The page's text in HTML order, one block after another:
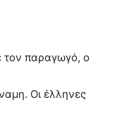
τον παραγωγό, ο
Οι έλληνες